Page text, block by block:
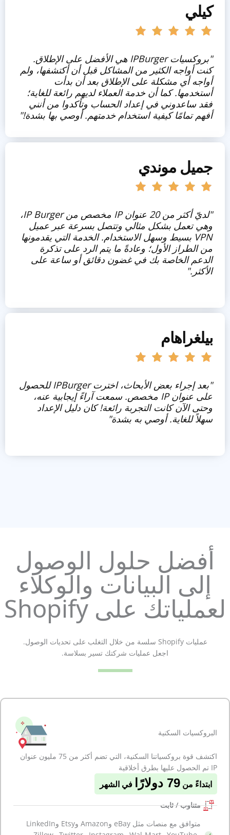
كيلي
"بروكسيات IPBurger هي الأفضل على الإطلاق.
كنت أواجه الكثير من المشاكل قبل أن أكتشفها، ولم
أواجه أي مشكلة على الإطلاق بعد أن بدأت
أستخدمها. كما أن خدمة العملاء لديهم رائعة للغاية؛
فقد ساعدوني في إعداد الحساب وتأكدوا من أنني
أفهم تمامًا كيفية استخدام خدمتهم. أوصي بها بشدة!"
جميل موندي
"لديّ أكثر من 20 عنوان IP مخصص من IP Burger،
وهي تعمل بشكل مثالي وتتصل بسرعة عبر عميل
VPN بسيط وسهل الاستخدام. الخدمة التي يقدمونها
من الطراز الأول؛ وعادةً ما يتم الرد على تذكرة
الدعم الخاصة بك في غضون دقائق أو ساعة على
الأكثر."
بيلغراهام
"بعد إجراء بعض الأبحاث، اخترت IPBurger للحصول
على عنوان IP مخصص. سمعت آراءً إيجابية عنه،
وحتى الآن كانت التجربة رائعة! كان دليل الإعداد
سهلاً للغاية. أوصي به بشدة"
أفضل حلول الوصول
إلى البيانات والوكلاء
لعملياتك على Shopify
عمليات Shopify سلسة من خلال التغلب على تحديات الوصول.
اجعل عمليات شركتك تسير بسلاسة.
البروكسيات السكنية
اكتشف قوة بروكسياتنا السكنية، التي تضم أكثر من 75 مليون عنوان
IP تم الحصول عليها بطرق أخلاقية
ابتداءً من79 دولارًا في الشهر
متناوب / ثابت
متوافق مع منصات مثل eBay وAmazon وEtsy وLinkedIn